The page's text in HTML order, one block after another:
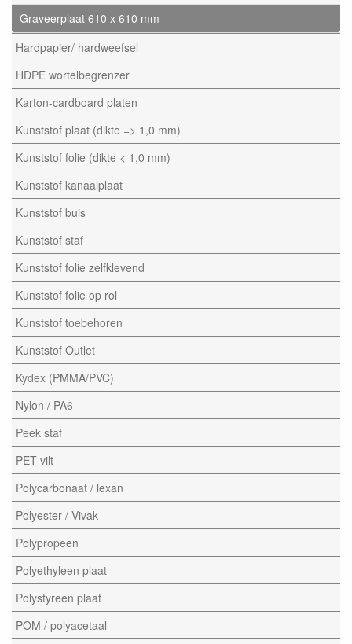
Graveerplaat 610 x 610 mm
Hardpapier/ hardweefsel
HDPE wortelbegrenzer
Karton-cardboard platen
Kunststof plaat (dikte => 1,0 mm)
Kunststof folie (dikte < 1,0 mm)
Kunststof kanaalplaat
Kunststof buis
Kunststof staf
Kunststof folie zelfklevend
Kunststof folie op rol
Kunststof toebehoren
Kunststof Outlet
Kydex (PMMA/PVC)
Nylon / PA6
Peek staf
PET-vilt
Polycarbonaat / lexan
Polyester / Vivak
Polypropeen
Polyethyleen plaat
Polystyreen plaat
POM / polyacetaal